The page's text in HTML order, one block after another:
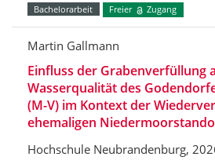
Bachelorarbeit Freier Zugang
Martin Gallmann
Einfluss der Grabenverfüllung
Wasserqualität des
(M-V) im Kontext der
ehemaligen
Hochschule Neubrandenburg,